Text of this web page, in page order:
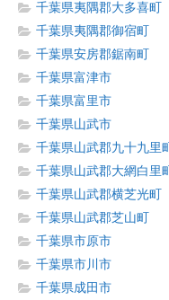
千葉県夷隅郡大多喜町
千葉県夷隅郡御宿町
千葉県安房郡鋸南町
千葉県富津市
千葉県富里市
千葉県山武市
千葉県山武郡九十九里町
千葉県山武郡大網白里町
千葉県山武郡横芝光町
千葉県山武郡芝山町
千葉県市原市
千葉県市川市
千葉県成田市